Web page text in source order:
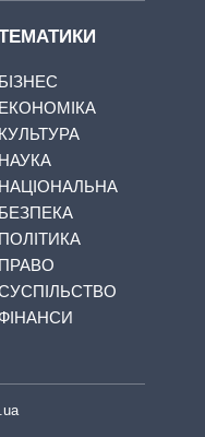
БІЗНЕС
ЕКОНОМІКА
КУЛЬТУРА
НАУКА
НАЦІОНАЛЬНА
БЕЗПЕКА
ПОЛІТИКА
ПРАВО
ФІНАНСИ